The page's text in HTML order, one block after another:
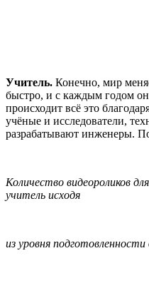
Учитель. Конечно, мир
быстро, и с каждым годом
происходит всё это
учёные и исследователи,
разрабатывают инженеры.
Количество видеороликов
учитель исходя
из уровня